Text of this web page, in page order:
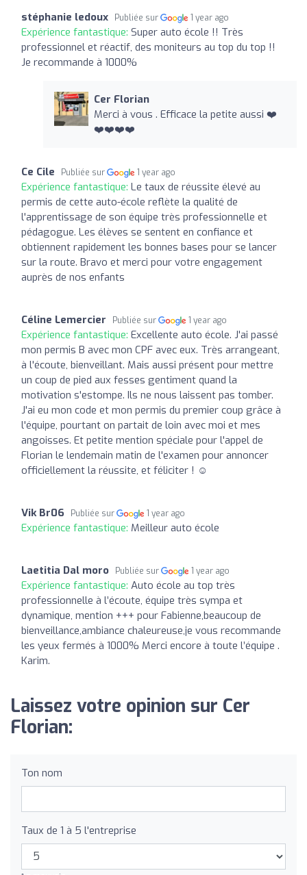
stéphanie ledoux Publiée sur 1 year ago
Expérience fantastique: Super auto école !! Très
professionnel et réactif, des moniteurs au top du top !!
Je recommande à 1000%
Cer Florian
Merci à vous . Efficace la petite aussi ❤️
❤️❤️❤️❤️
Ce Cile Publiée sur 1 year ago
Expérience fantastique: Le taux de réussite élevé au
permis de cette auto-école reflète la qualité de
l'apprentissage de son équipe très professionnelle et
pédagogue. Les élèves se sentent en confiance et
obtiennent rapidement les bonnes bases pour se lancer
sur la route. Bravo et merci pour votre engagement
auprès de nos enfants
Céline Lemercier Publiée sur 1 year ago
Expérience fantastique: Excellente auto école. J'ai passé
mon permis B avec mon CPF avec eux. Très arrangeant,
à l'écoute, bienveillant. Mais aussi présent pour mettre
un coup de pied aux fesses gentiment quand la
motivation s'estompe. Ils ne nous laissent pas tomber.
J'ai eu mon code et mon permis du premier coup grâce à
l'équipe, pourtant on partait de loin avec moi et mes
angoisses. Et petite mention spéciale pour l'appel de
Florian le lendemain matin de l'examen pour annoncer
officiellement la réussite, et féliciter ! ☺️
Vik Br06 Publiée sur 1 year ago
Expérience fantastique: Meilleur auto école
Laetitia Dal moro Publiée sur 1 year ago
Expérience fantastique: Auto école au top très
professionnelle à l’écoute, équipe très sympa et
dynamique, mention +++ pour Fabienne,beaucoup de
bienveillance,ambiance chaleureuse,je vous recommande
les yeux fermés à 1000% Merci encore à toute l’équipe .
Karim.
Laissez votre opinion sur Cer
Florian:
Ton nom
Taux de 1 à 5 l'entreprise